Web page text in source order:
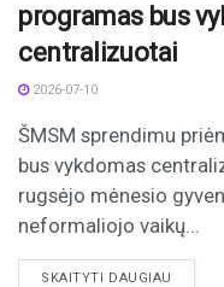
programas bus
centralizuotai
2026-07-10
ŠMSM sprendimu
bus vykdomas
rugsėjo mėnesio
neformaliojo vaikų...
SKAITYTI DAUGIAU